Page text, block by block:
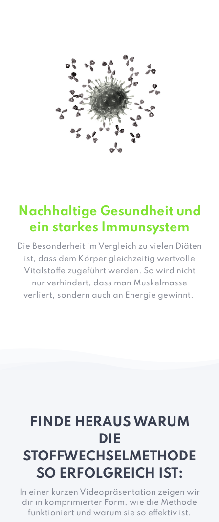
Nachhaltige Gesundheit und
ein starkes Immunsystem
Die Besonderheit im Vergleich zu vielen Diäten
ist, dass dem Körper gleichzeitig wertvolle
Vitalstoffe zugeführt werden. So wird nicht
nur verhindert, dass man Muskelmasse
verliert, sondern auch an Energie gewinnt.
FINDE HERAUS WARUM
DIE
STOFFWECHSELMETHODE
SO ERFOLGREICH IST:
In einer kurzen Videopräsentation zeigen wir
dir in komprimierter Form, wie die Methode
funktioniert und warum sie so effektiv ist.